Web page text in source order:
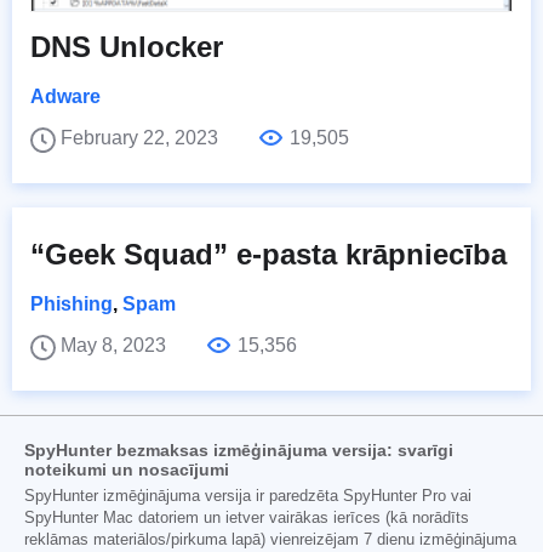
DNS Unlocker
Adware
February 22, 2023
19,505
“Geek Squad” e-pasta krāpniecība
Phishing, Spam
May 8, 2023
15,356
SpyHunter bezmaksas izmēģinājuma versija: svarīgi
noteikumi un nosacījumi
SpyHunter izmēģinājuma versija ir paredzēta SpyHunter Pro vai
SpyHunter Mac datoriem un ietver vairākas ierīces (kā norādīts
reklāmas materiālos/pirkuma lapā) vienreizējam 7 dienu izmēģinājuma